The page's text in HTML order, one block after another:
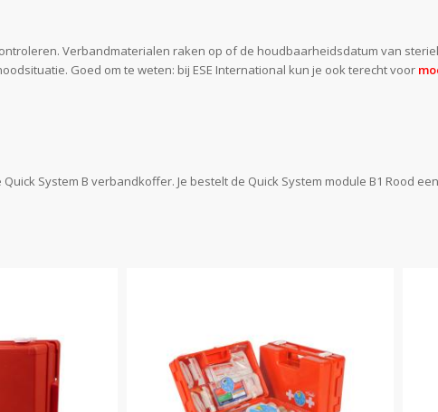
Verbandmaterialen raken op of de houdbaarheidsdatum van
Goed om te weten: bij ESE International kun je ook terecht voor
System B verbandkoffer. Je bestelt de Quick System module B1 Rood